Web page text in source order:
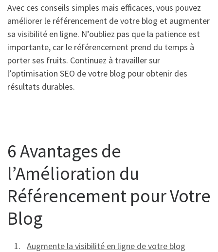
Avec ces conseils simples mais efficaces, vous pouvez
améliorer le référencement de votre blog et augmenter
sa visibilité en ligne. N’oubliez pas que la patience est
importante, car le référencement prend du temps à
porter ses fruits. Continuez à travailler sur
l’optimisation SEO de votre blog pour obtenir des
résultats durables.
6 Avantages de
l’Amélioration du
Référencement pour Votre
Blog
Augmente la visibilité en ligne de votre blog